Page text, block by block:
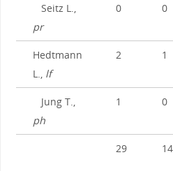
Seitz L.,
pr
0 0
Hedtmann
L., lf
2 1
Jung T.,
ph
1 0
29 14